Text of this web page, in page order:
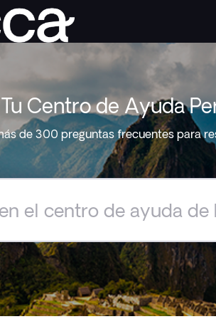
Tu Centro de Ayuda
de 300 preguntas frecuentes para